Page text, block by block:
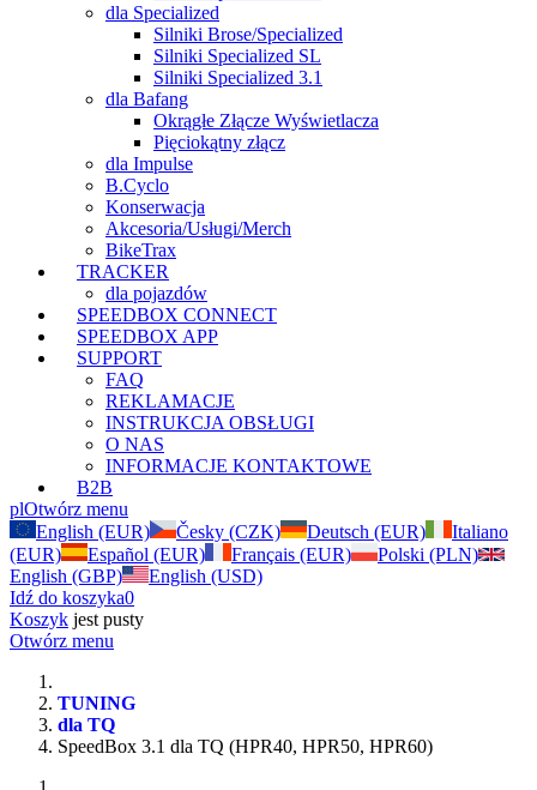
dla Specialized
Silniki Brose/Specialized
Silniki Specialized SL
Silniki Specialized 3.1
dla Bafang
Okrągłe Złącze Wyświetlacza
Pięciokątny złącz
dla Impulse
B.Cyclo
Konserwacja
Akcesoria/Usługi/Merch
BikeTrax
TRACKER
dla pojazdów
SPEEDBOX CONNECT
SPEEDBOX APP
SUPPORT
FAQ
REKLAMACJE
INSTRUKCJA OBSŁUGI
O NAS
INFORMACJE KONTAKTOWE
B2B
plOtwórz menu
English (EUR)
Česky (CZK) Deutsch (EUR)
Italiano
(EUR)
Español (EUR) Français (EUR)
Polski (PLN)
English (GBP)
English (USD)
Idź do koszyka0
Koszyk jest pusty
Otwórz menu
TUNING
dla TQ
SpeedBox 3.1 dla TQ (HPR40, HPR50, HPR60)